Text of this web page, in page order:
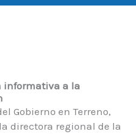
informativa a la
Gobierno en Terreno,
directora regional de la